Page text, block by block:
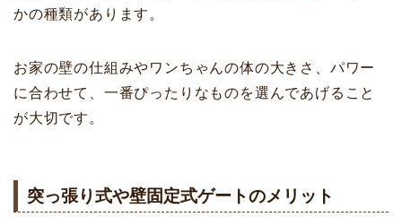
かの種類があります。
お家の壁の仕組みやワンちゃんの体の大きさ、パワー
に合わせて、一番ぴったりなものを選んであげること
が大切です。
突っ張り式や壁固定式ゲートのメリット